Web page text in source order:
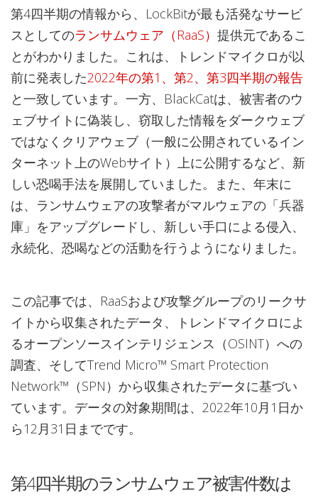
第4四半期の情報から、LockBitが最も活発なサービ
スとしてのランサムウェア（RaaS） 提供元であるこ
とがわかりました。これは、トレンドマイクロが以
前に発表した2022年の第1、第2、第3四半期の報告
と一致しています。一方、BlackCatは、被害者のウ
ェブサイトに偽装し、窃取した情報をダークウェブ
ではなくクリアウェブ（一般に公開されているイン
ターネット上のWebサイト）上に公開するなど、新
しい恐喝手法を展開していました。また、年末に
は、ランサムウェアの攻撃者がマルウェアの「兵器
庫」をアップグレードし、新しい手口による侵入、
永続化、恐喝などの活動を行うようになりました。
この記事では、RaaSおよび攻撃グループのリークサ
イトから収集されたデータ、トレンドマイクロによ
るオープンソースインテリジェンス（OSINT）への
調査、そしてTrend Micro™ Smart Protection
Network™（SPN）から収集されたデータに基づい
ています。データの対象期間は、2022年10月1日か
ら12月31日までです。
第4四半期のランサムウェア被害件数は